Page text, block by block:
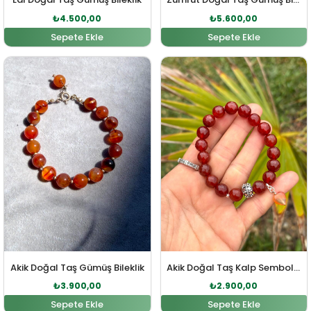
₺4.500,00
Sepete Ekle
₺5.600,00
Sepete Ekle
Akik Doğal Taş Gümüş Bileklik
Orijinal fiyat: ₺4.000,00.
₺3.900,00
Şu andaki fiyat: ₺3.900,00.
Sepete Ekle
Akik Doğal Taş Kalp Sembol Detaylı Gümüş Bileklik
Orijinal fiyat:
₺2.900,00
Şu andaki
Sepete Ekle